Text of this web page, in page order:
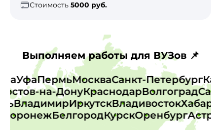
Стоимость 5000 руб.
Выполняем работы для ВУЗов 📌
УфаПермьМоскваСанкт-Петербург
на-ДонуКраснодарВолгоград
ВладимирИркутскВладивосток
БелгородКурскОренбург